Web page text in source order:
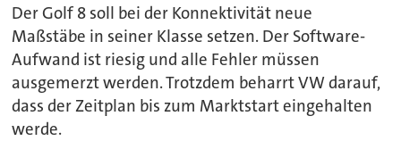
Der Golf 8 soll bei der Konnektivität neue
Maßstäbe in seiner Klasse setzen. Der Software-
Aufwand ist riesig und alle Fehler müssen
ausgemerzt werden. Trotzdem beharrt VW darauf,
dass der Zeitplan bis zum Marktstart eingehalten
werde.